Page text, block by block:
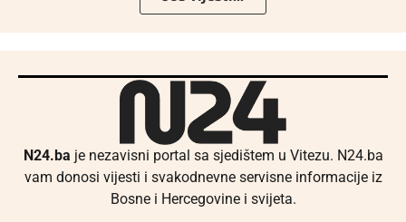
N24.ba je nezavisni portal sa sjedištem u Vitezu. N24.ba
vam donosi vijesti i svakodnevne servisne informacije iz
Bosne i Hercegovine i svijeta.